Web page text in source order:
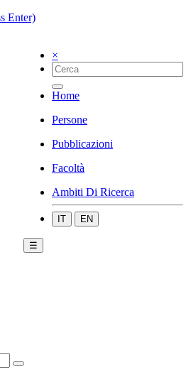
Enter)
×
Home
Persone
Pubblicazioni
Facoltà
Ambiti Di Ricerca
IT EN
☰